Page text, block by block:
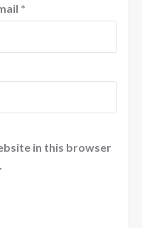
*
in this browser